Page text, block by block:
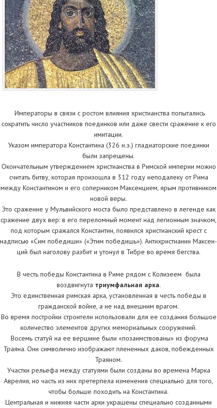
Императоры в связи с ростом влияния христианства попытались
сократить число участников поединков или даже свести сражение к его
имитации.
Указом императора Константина (326 н.э.) гладиаторские поединки
были запрещены.
Окончательным утверждением христианства в Римской империи можно
считать битву, которая произошла в 312 году неподалеку от Рима
между Константином и его соперником Максенцием, ярым противником
новой веры.
Это сражение у Мульвийского моста было представлено в легенде как
сражение двух вер: в его переломный момент над легионным значком,
под которым сражался Константин, появился христианский крест с
надписью «Сим победиши» («Этим победишь»). Антихристианин Максен-
ций был наголову разбит и утонул в Тибре во время бегства.
В честь победы Константина в Риме рядом с Колизеем была
воздвигнута триумфальная арка.
Это единственная римская арка, установленная в честь победы в
гражданской войне, а не над внешним врагом.
Во время постройки строители использовали для ее создания большое
количество элементов других мемориальных сооружений.
Восемь статуй на ее вершине были «позаимствованы» из форума
Траяна. Они символично изображают плененных даков, побежденных
Траяном.
Участки рельефа между статуями были созданы во времена Марка
Аврелия, но часть из них претерпела изменения специально для того,
чтобы больше походить на Константина.
Центральная и нижняя части арки украшены специально созданными